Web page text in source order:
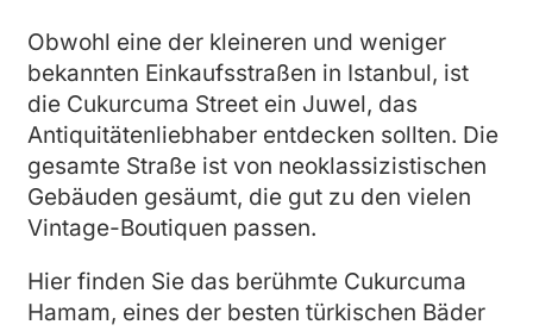
Obwohl eine der kleineren und weniger
bekannten Einkaufsstraßen in Istanbul, ist
die Cukurcuma Street ein Juwel, das
Antiquitätenliebhaber entdecken sollten. Die
gesamte Straße ist von neoklassizistischen
Gebäuden gesäumt, die gut zu den vielen
Vintage-Boutiquen passen.
Hier finden Sie das berühmte Cukurcuma
Hamam, eines der besten türkischen Bäder